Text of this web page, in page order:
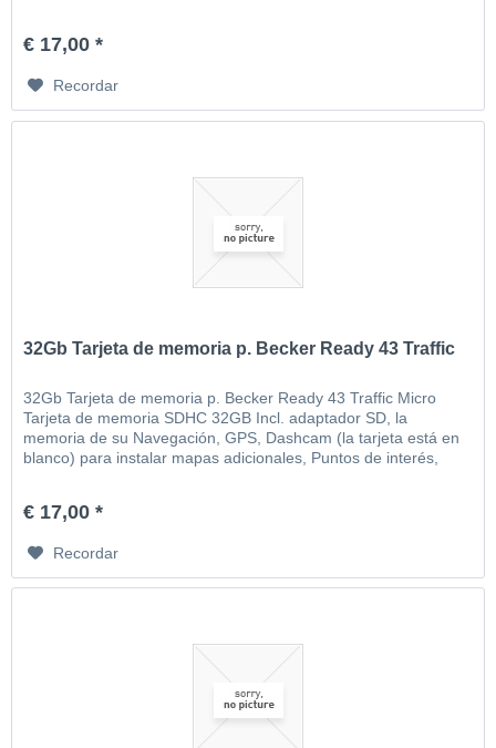
€ 17,00 *
Recordar
32Gb Tarjeta de memoria p. Becker Ready 43 Traffic
32Gb Tarjeta de memoria p. Becker Ready 43 Traffic Micro
Tarjeta de memoria SDHC 32GB Incl. adaptador SD, la
memoria de su Navegación, GPS, Dashcam (la tarjeta está en
blanco) para instalar mapas adicionales, Puntos de interés,
€ 17,00 *
Recordar